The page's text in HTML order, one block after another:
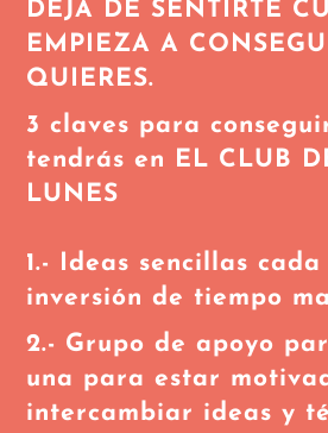
DEJA DE SENTIRTE
EMPIEZA A
QUIERES.
3 claves para
tendrás en EL CLUB
LUNES
1.- Ideas sencillas cada
inversión de tiempo
2.- Grupo de apoyo
una para estar
intercambiar ideas y